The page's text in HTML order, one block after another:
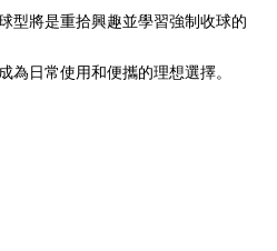
型將是重拾興趣並學習強制收球的
為日常使用和便攜的理想選擇。